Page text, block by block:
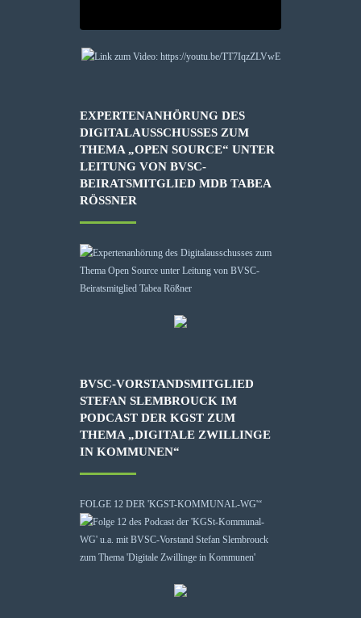
EXPERTENANHÖRUNG DES
DIGITALAUSSCHUSSES ZUM
THEMA „OPEN SOURCE“ UNTER
LEITUNG VON BVSC-
BEIRATSMITGLIED MDB TABEA
RÖSSNER
BVSC-VORSTANDSMITGLIED
STEFAN SLEMBROUCK IM
PODCAST DER KGST ZUM
THEMA „DIGITALE ZWILLINGE
IN KOMMUNEN“
FOLGE 12 DER 'KGST-KOMMUNAL-WG'“